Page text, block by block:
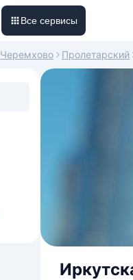
Все сервисы
Черемхово Пролетарский